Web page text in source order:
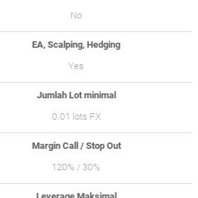
EA, Scalping, Hedging
Jumlah Lot minimal
0.01 lots FX
Margin Call / Stop Out
120% / 30%